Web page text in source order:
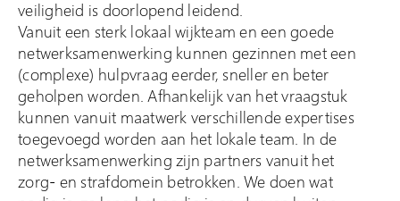
veiligheid is doorlopend leidend.
Vanuit een sterk lokaal wijkteam en een goede
netwerksamenwerking kunnen gezinnen met een
(complexe) hulpvraag eerder, sneller en beter
geholpen worden. Afhankelijk van het vraagstuk
kunnen vanuit maatwerk verschillende expertises
toegevoegd worden aan het lokale team. In de
netwerksamenwerking zijn partners vanuit het
zorg- en strafdomein betrokken. We doen wat